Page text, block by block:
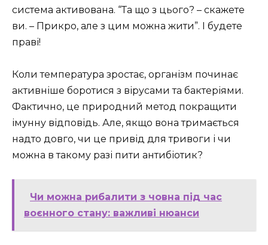
система активована. “Та що з цього? – скажете
ви. – Прикро, але з цим можна жити”. І будете
праві!
Коли температура зростає, організм починає
активніше боротися з вірусами та бактеріями.
Фактично, це природний метод покращити
імунну відповідь. Але, якщо вона тримається
надто довго, чи це привід для тривоги і чи
можна в такому разі пити антибіотик?
Чи можна рибалити з човна під час
воєнного стану: важливі нюанси